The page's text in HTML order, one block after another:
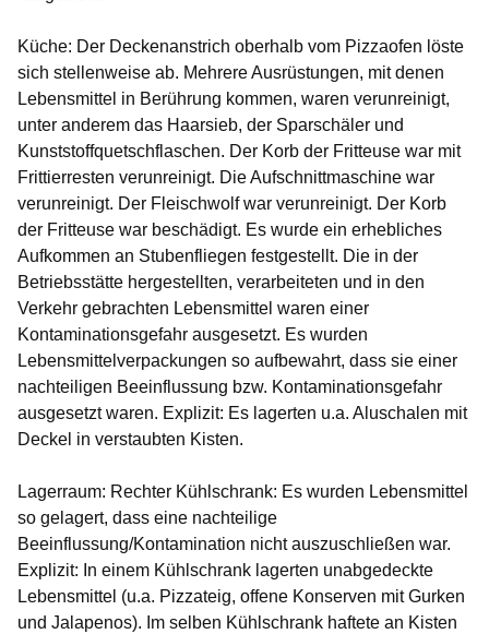
Küche: Der Deckenanstrich oberhalb vom Pizzaofen löste
sich stellenweise ab. Mehrere Ausrüstungen, mit denen
Lebensmittel in Berührung kommen, waren verunreinigt,
unter anderem das Haarsieb, der Sparschäler und
Kunststoffquetschflaschen. Der Korb der Fritteuse war mit
Frittierresten verunreinigt. Die Aufschnittmaschine war
verunreinigt. Der Fleischwolf war verunreinigt. Der Korb
der Fritteuse war beschädigt. Es wurde ein erhebliches
Aufkommen an Stubenfliegen festgestellt. Die in der
Betriebsstätte hergestellten, verarbeiteten und in den
Verkehr gebrachten Lebensmittel waren einer
Kontaminationsgefahr ausgesetzt. Es wurden
Lebensmittelverpackungen so aufbewahrt, dass sie einer
nachteiligen Beeinflussung bzw. Kontaminationsgefahr
ausgesetzt waren. Explizit: Es lagerten u.a. Aluschalen mit
Deckel in verstaubten Kisten.
Lagerraum: Rechter Kühlschrank: Es wurden Lebensmittel
so gelagert, dass eine nachteilige
Beeinflussung/Kontamination nicht auszuschließen war.
Explizit: In einem Kühlschrank lagerten unabgedeckte
Lebensmittel (u.a. Pizzateig, offene Konserven mit Gurken
und Jalapenos). Im selben Kühlschrank haftete an Kisten